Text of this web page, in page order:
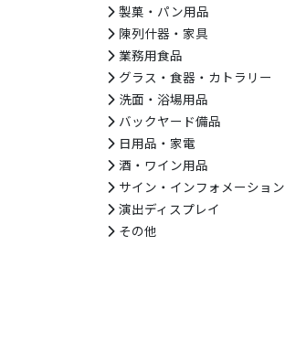
製菓・パン用品
陳列什器・家具
業務用食品
グラス・食器・カトラリー
洗面・浴場用品
バックヤード備品
日用品・家電
酒・ワイン用品
サイン・インフォメーション
演出ディスプレイ
その他